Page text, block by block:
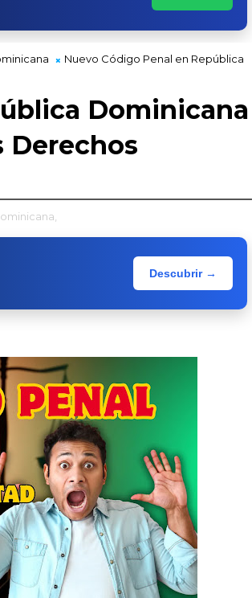
Nuevo Código Penal en República
Dominicana
Derechos
Descubrir →